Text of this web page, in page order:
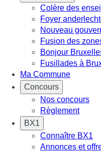
Colère des
Foyer
Nouveau
Fusion des
Bonjour
Fusillades à
Ma Commune
Concours
Nos concours
Règlement
BX1
Connaître BX1
Annonces et